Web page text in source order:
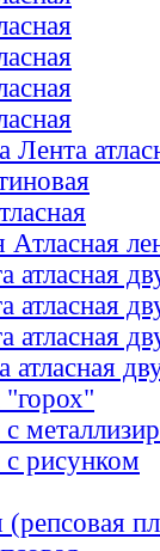
Лента
атласная
атласная
атласная
атласная
"горох"
с
с рисунком